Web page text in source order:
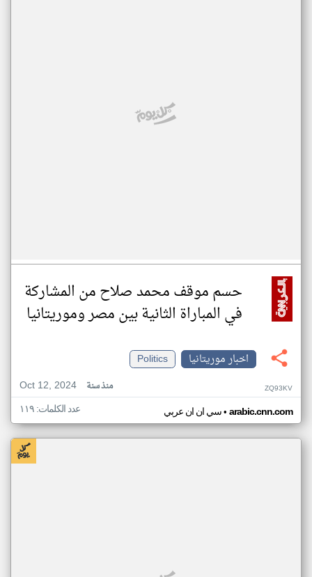
حسم موقف محمد صلاح من المشاركة
في المباراة الثانية بين مصر وموريتانيا
اخبار موريتانيا
Politics
Oct 12, 2024
منذ سنة ZQ93KV
سي ان ان عربي• arabic.cnn.com عدد الكلمات: ١١٩